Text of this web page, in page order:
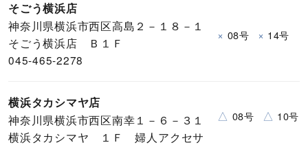
そごう横浜店
神奈川県横浜市西区高島２－１８－１
そごう横浜店 Ｂ１Ｆ
045-465-2278
× 08号 × 14号
横浜タカシマヤ店
神奈川県横浜市西区南幸１－６－３１
横浜タカシマヤ １Ｆ 婦人アクセサ
△ 08号 △ 10号